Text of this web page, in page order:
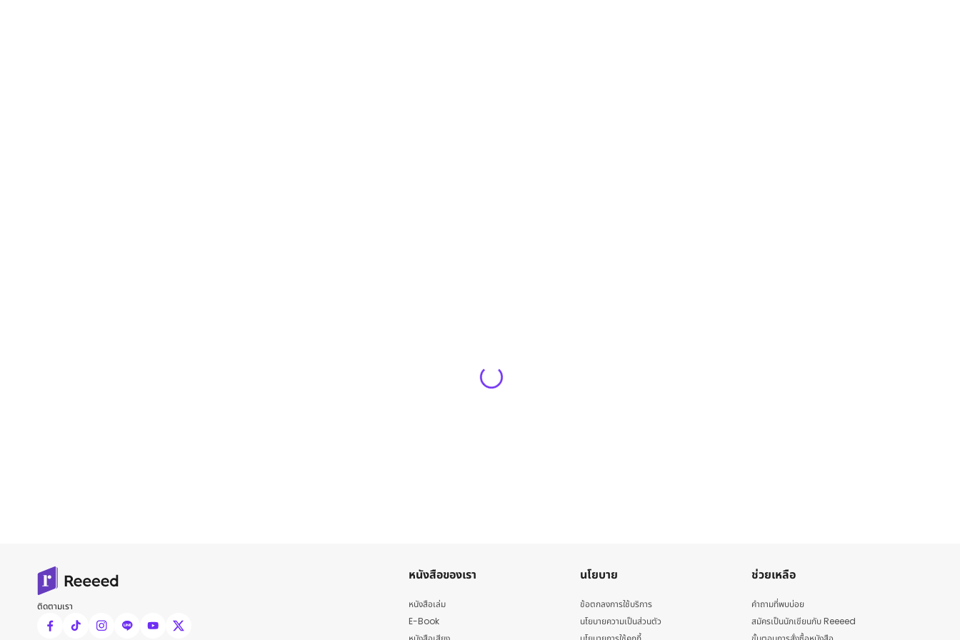
ติดตามเรา
หนังสือของเรา
หนังสือเล่ม
E-Book
นโยบาย
ข้อตกลงการใช้บริการ
นโยบายความเป็นส่วนตัว
ช่วยเหลือ
คำถามที่พบบ่อย
สมัครเป็นนักเขียนกับ Reeeed